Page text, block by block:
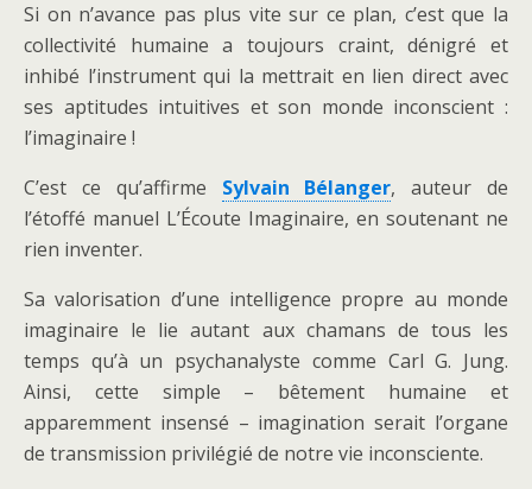
Si on n’avance pas plus vite sur ce plan, c’est que la
collectivité humaine a toujours craint, dénigré et
inhibé l’instrument qui la mettrait en lien direct avec
ses aptitudes intuitives et son monde inconscient :
l’imaginaire !
C’est ce qu’affirme Sylvain Bélanger, auteur de
l’étoffé manuel L’Écoute Imaginaire, en soutenant ne
rien inventer.
Sa valorisation d’une intelligence propre au monde
imaginaire le lie autant aux chamans de tous les
temps qu’à un psychanalyste comme Carl G. Jung.
Ainsi, cette simple – bêtement humaine et
apparemment insensé – imagination serait l’organe
de transmission privilégié de notre vie inconsciente.